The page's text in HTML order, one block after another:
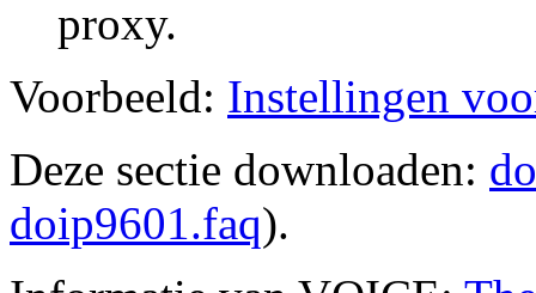
proxy.
Voorbeeld: Instellingen
Deze sectie downloaden:
doip9601.faq).